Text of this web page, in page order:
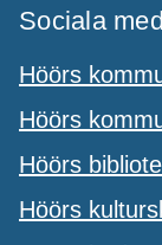
Sociala
Höörs
Höörs
Höörs
Höörs